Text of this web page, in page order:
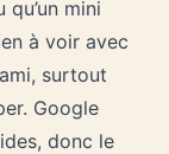
qu’un mini
à voir avec
surtout
Google
donc le